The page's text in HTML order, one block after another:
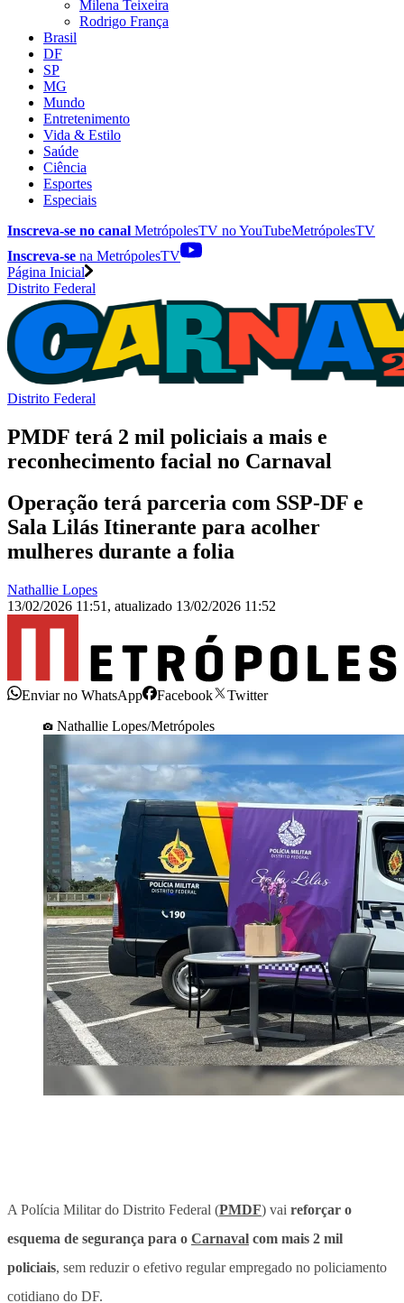
Milena Teixeira
Rodrigo França
Brasil
DF
SP
MG
Mundo
Entretenimento
Vida & Estilo
Saúde
Ciência
Esportes
Especiais
Inscreva-se no canal MetrópolesTV noYouTubeMetrópolesTV
Inscreva-se na MetrópolesTV
Página Inicial
Distrito Federal
Distrito Federal
PMDF terá 2 mil policiais a mais e
reconhecimento facial no Carnaval
Operação terá parceria com SSP-DF e
Sala Lilás Itinerante para acolher
mulheres durante a folia
Nathallie Lopes
13/02/2026 11:51 , atualizado 13/02/2026 11:52
Enviar no WhatsApp Facebook
Twitter
Nathallie Lopes/Metrópoles
A Polícia Militar do Distrito Federal (PMDF) vai reforçar o
esquema de segurança para o Carnaval com mais 2 mil
policiais, sem reduzir o efetivo regular empregado no policiamento
cotidiano do DF.